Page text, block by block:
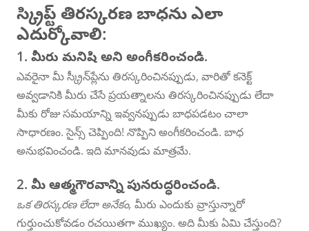
స్క్రిప్ట్ తిరస్కరణ బాధను ఎలా
ఎదుర్కోవాలి:
1. మీరు మనిషి అని అంగీకరించండి.
ఎవరైనా మీ స్క్రీన్‌ప్లేను తిరస్కరించినప్పుడు, వారితో కనెక్ట్
అవ్వడానికి మీరు చేసే ప్రయత్నాలను తిరస్కరించినప్పుడు లేదా
మీకు రోజు సమయాన్ని ఇవ్వనప్పుడు బాధపడటం చాలా
సాధారణం. సైన్స్ చెప్పింది! నొప్పిని అంగీకరించండి. బాధ
అనుభవించండి. ఇది మానవుడు మాత్రమే.
2. మీ ఆత్మగౌరవాన్ని పునరుద్ధరించండి.
ఒక తిరస్కరణ లేదా అనేకం, మీరు ఎందుకు వ్రాస్తున్నారో
గుర్తుంచుకోవడం రచయితగా ముఖ్యం. అది మీకు ఏమి చేస్తుంది?